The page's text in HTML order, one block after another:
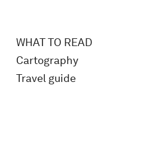
WHAT TO READ
Cartography
Travel guide